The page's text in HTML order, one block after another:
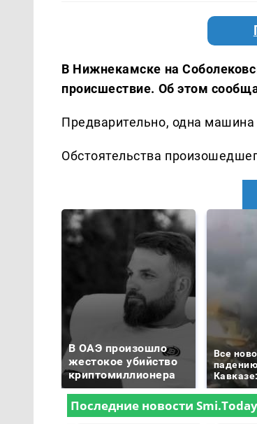
В Нижнекамске на
происшествие. Об этом
Предварительно, одна
Обстоятельства
В ОАЭ произошло
жестокое убийство
криптомиллионера
Все